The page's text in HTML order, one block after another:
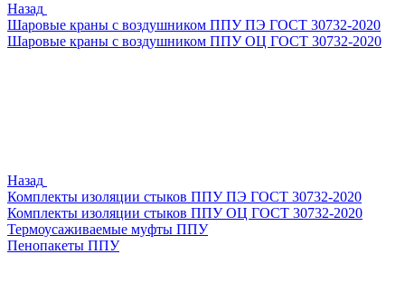
Назад
Шаровые краны с воздушником ППУ ПЭ ГОСТ 30732-2020
Шаровые краны с воздушником ППУ ОЦ ГОСТ 30732-2020
Назад
Комплекты изоляции стыков ППУ ПЭ ГОСТ 30732-2020
Комплекты изоляции стыков ППУ ОЦ ГОСТ 30732-2020
Термоусаживаемые муфты ППУ
Пенопакеты ППУ